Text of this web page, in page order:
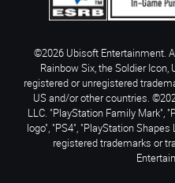
©2026 Ubisoft Entertainment.
Rainbow Six, the Soldier
registered or unregistered
US and/or other countries.
LLC. "PlayStation Family Mark",
logo", "PS4", "PlayStation
registered trademarks or